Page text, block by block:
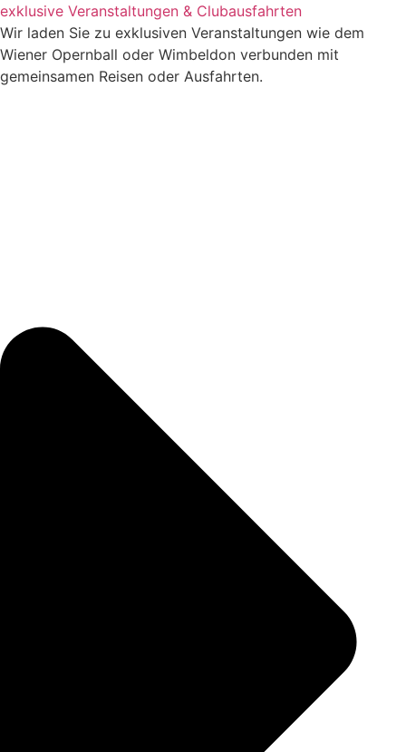
exklusive Veranstaltungen & Clubausfahrten
Wir laden Sie zu exklusiven Veranstaltungen wie dem
Wiener Opernball oder Wimbeldon verbunden mit
gemeinsamen Reisen oder Ausfahrten.